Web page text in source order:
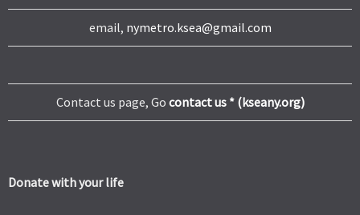
email, nymetro.ksea@gmail.com
Contact us page, Go contact us * (kseany.org)
Donate with your life